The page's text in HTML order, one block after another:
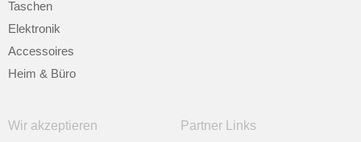
Taschen
Elektronik
Accessoires
Heim & Büro
Wir akzeptieren Partner Links